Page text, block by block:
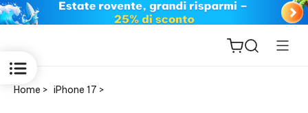
Home > iPhone 17 >